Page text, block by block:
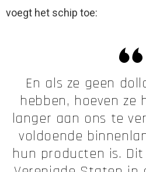
voegt het schip toe:
En als ze geen
hebben, hoeven ze
langer aan ons te
voldoende
hun producten is.